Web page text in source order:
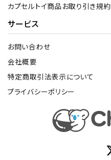
カプセルトイ商品お取り引き規約
サービス
お問い合わせ
会社概要
特定商取引法表示について
プライバシーポリシー